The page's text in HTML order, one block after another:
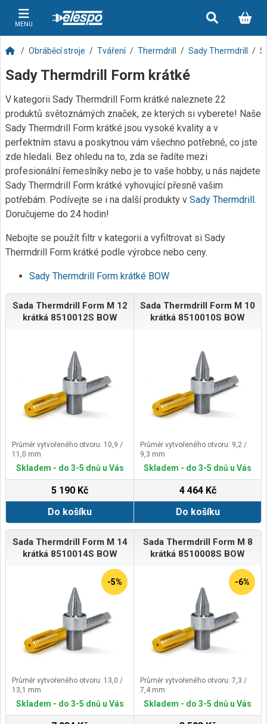
MENU
Obráběcí stroje Tváření Thermdrill Sady Thermdrill
Sady Thermdrill Form krátké
V kategorii Sady Thermdrill Form krátké naleznete 22
produktů světoznámých značek, ze kterých si vyberete! Naše
Sady Thermdrill Form krátké jsou vysoké kvality a v
perfektním stavu a poskytnou vám všechno potřebné, co jste
zde hledali. Bez ohledu na to, zda se řadíte mezi
profesionální řemeslníky nebo je to vaše hobby, u nás najdete
Sady Thermdrill Form krátké vyhovující přesně vašim
potřebám. Podívejte se i na další produkty v Sady Thermdrill.
Doručujeme do 24 hodin!
Nebojte se použít filtr v kategorii a vyfiltrovat si Sady
Thermdrill Form krátké podle výrobce nebo ceny.
Sady Thermdrill Form krátké BOW
Sada Thermdrill Form M 12
krátká 8510012S BOW
Průměr vytvořeného otvoru: 10,9 /
11,0 mm
Skladem - do 3-5 dnů u Vás
5 190 Kč
Do košíku
Sada Thermdrill Form M 10
krátká 8510010S BOW
Průměr vytvořeného otvoru: 9,2 /
9,3 mm
Skladem - do 3-5 dnů u Vás
4 464 Kč
Do košíku
Sada Thermdrill Form M 14
krátká 8510014S BOW
-5%
Průměr vytvořeného otvoru: 13,0 /
13,1 mm
Skladem - do 3-5 dnů u Vás
Sada Thermdrill Form M 8
krátká 8510008S BOW
-6%
Průměr vytvořeného otvoru: 7,3 /
7,4 mm
Skladem - do 3-5 dnů u Vás